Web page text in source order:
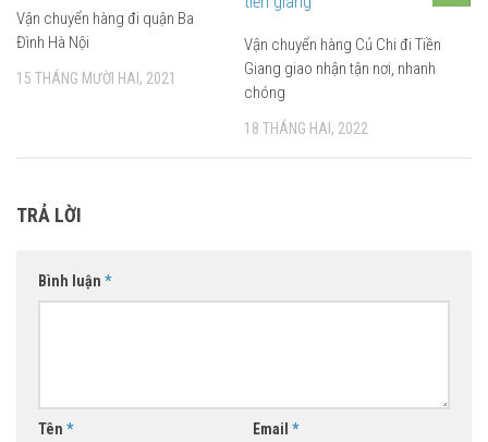
Vận chuyển hàng đi quận Ba
Đình Hà Nội
15 THÁNG MƯỜI HAI, 2021
Vận chuyển hàng Củ Chi đi Tiền
Giang giao nhận tận nơi, nhanh
chóng
18 THÁNG HAI, 2022
TRẢ LỜI
Bình luận *
Tên * Email *